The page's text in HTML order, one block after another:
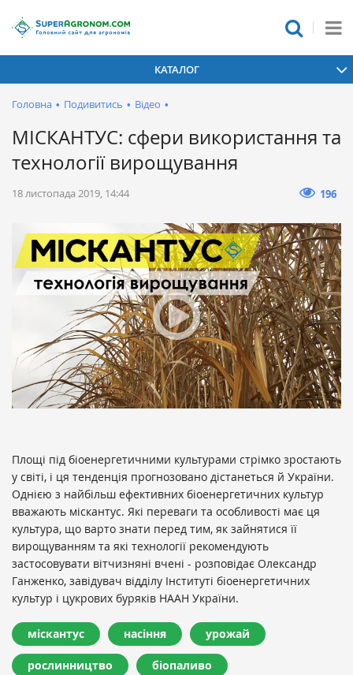
КАТАЛОГ
Головна • Подивитись • Відео •
МІСКАНТУС: сфери використання та
технології вирощування
18 листопада 2019, 14:44 196
Площі під біоенергетичними культурами стрімко зростають
у світі, і ця тенденція прогнозовано дістанеться й України.
Однією з найбільш ефективних біоенергетичних культур
вважають міскантус. Які переваги та особливості має ця
культура, що варто знати перед тим, як зайнятися її
вирощуванням та які технології рекомендують
застосовувати вітчизняні вчені - розповідає Олександр
Ганженко, завідувач відділу Інституті біоенергетичних
культур і цукрових буряків НААН України.
міскантус насіння урожай
рослинництво біопаливо